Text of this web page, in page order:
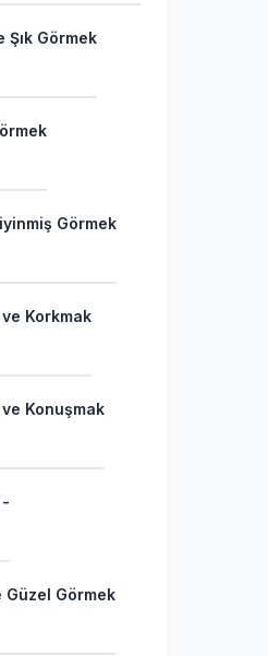
Şık Görmek
Görmek
Korkmak
Konuşmak
-
Güzel Görmek